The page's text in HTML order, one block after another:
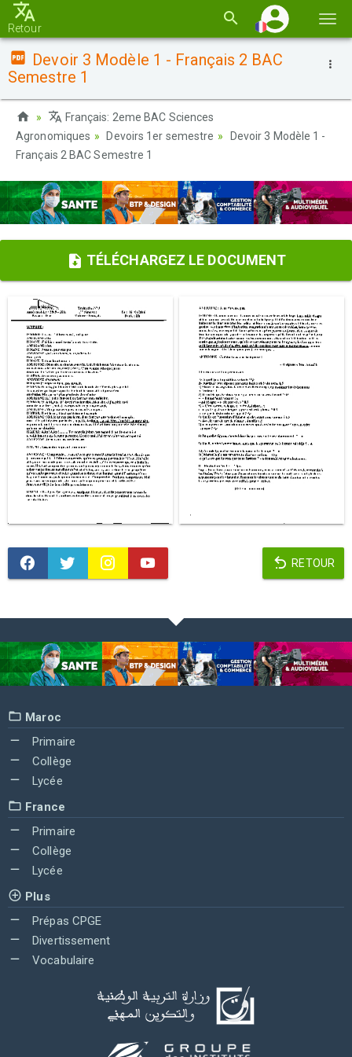
la
Retour
Devoir 3 Modèle 1 - Français 2 BAC
Semestre 1
Français: 2eme BAC Sciences
Agronomiques
Devoirs 1er semestre
Devoir 3 Modèle 1 -
Français 2 BAC Semestre 1
TÉLÉCHARGEZ LE DOCUMENT
RETOUR
Maroc
Primaire
Collège
Lycée
France
Primaire
Collège
Lycée
Plus
Prépas CPGE
Divertissement
Vocabulaire